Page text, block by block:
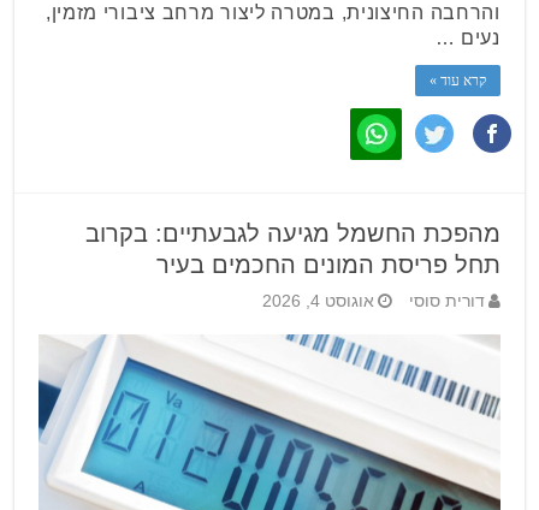
והרחבה החיצונית, במטרה ליצור מרחב ציבורי מזמין,
נעים …
קרא עוד »
מהפכת החשמל מגיעה לגבעתיים: בקרוב
תחל פריסת המונים החכמים בעיר
דורית סוסי אוגוסט 4, 2026